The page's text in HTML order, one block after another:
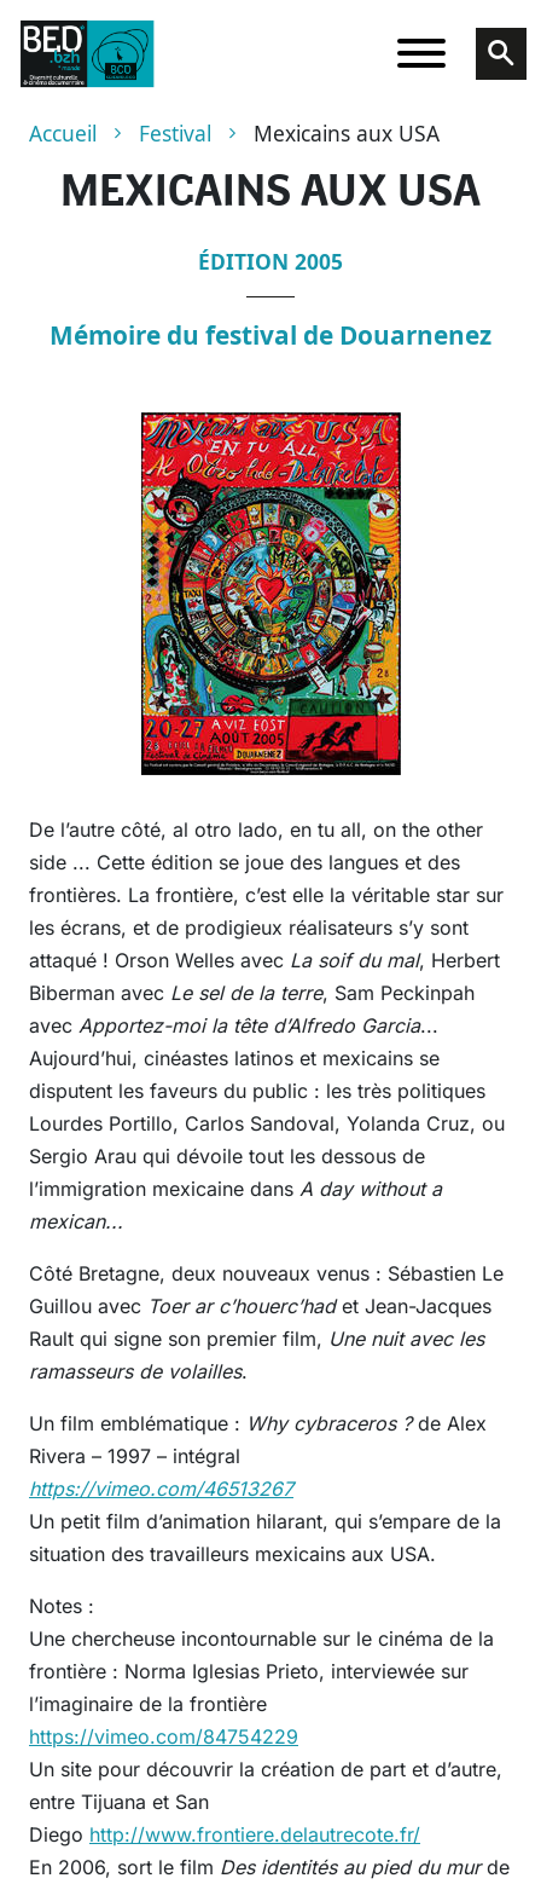
Aller au contenu principal
Fil d'Ariane
Accueil Festival Mexicains aux USA
MEXICAINS AUX USA
ÉDITION 2005
Mémoire du festival de Douarnenez
De l’autre côté, al otro lado, en tu all, on the other
side ... Cette édition se joue des langues et des
frontières. La frontière, c’est elle la véritable star sur
les écrans, et de prodigieux réalisateurs s’y sont
attaqué ! Orson Welles avec La soif du mal, Herbert
Biberman avec Le sel de la terre, Sam Peckinpah
avec Apportez-moi la tête d’Alfredo Garcia...
Aujourd’hui, cinéastes latinos et mexicains se
disputent les faveurs du public : les très politiques
Lourdes Portillo, Carlos Sandoval, Yolanda Cruz, ou
Sergio Arau qui dévoile tout les dessous de
l’immigration mexicaine dans A day without a
mexican...
Côté Bretagne, deux nouveaux venus : Sébastien Le
Guillou avec Toer ar c’houerc’hadet Jean-Jacques
Rault qui signe son premier film, Une nuit avec les
ramasseurs de volailles.
Un film emblématique : Why cybraceros ?de Alex
Rivera – 1997 – intégral
https://vimeo.com/46513267
Un petit film d’animation hilarant, qui s’empare de la
situation des travailleurs mexicains aux USA.
Notes :
Une chercheuse incontournable sur le cinéma de la
frontière : Norma Iglesias Prieto, interviewée sur
l’imaginaire de la frontière
https://vimeo.com/84754229
Un site pour découvrir la création de part et d’autre,
entre Tijuana et San
Diego http://www.frontiere.delautrecote.fr/
En 2006, sort le film Des identités au pied du murde